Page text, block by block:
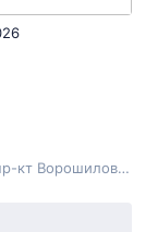
кт Ворошиловский